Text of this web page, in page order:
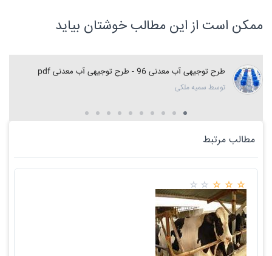
ممکن است از این مطالب خوشتان بیاید
طرح توجیهی آب معدنی 96 - طرح توجیهی آب معدنی pdf
توسط سمیه ملکی
مطالب مرتبط